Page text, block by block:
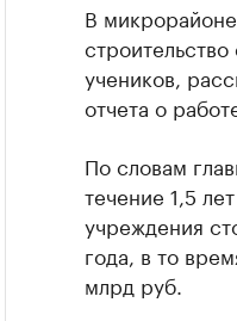
В
учеников,
отчета о
По словам
течение 1,5
учреждения
года, в то
млрд руб.